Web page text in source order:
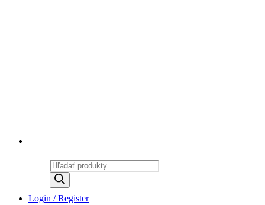
Products
search
Login / Register